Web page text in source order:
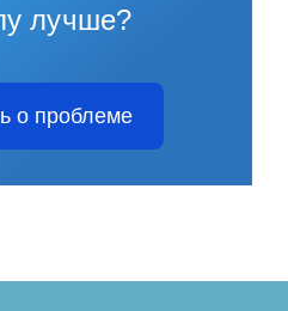
лучше?
о проблеме